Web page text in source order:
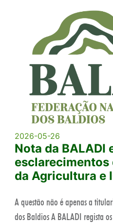
2026-05-26
Nota da BALADI
da Agricultura e
A questão não é apenas a
dos Baldios A BALADI regista